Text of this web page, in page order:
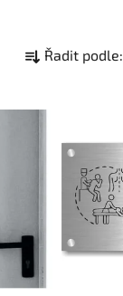
a
e
o
d
u
Řadit podle: